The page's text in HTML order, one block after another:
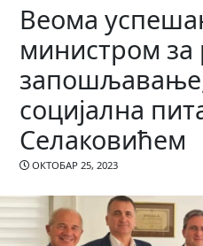
Веома
министром за
социјална
Селаковићем
ОКТОБАР 25, 2023